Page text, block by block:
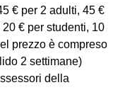
€ per 2 adulti, 45 €
€ per studenti, 10
prezzo è compreso
2 settimane)
della